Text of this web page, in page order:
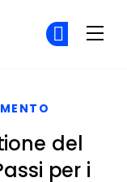
del
per i